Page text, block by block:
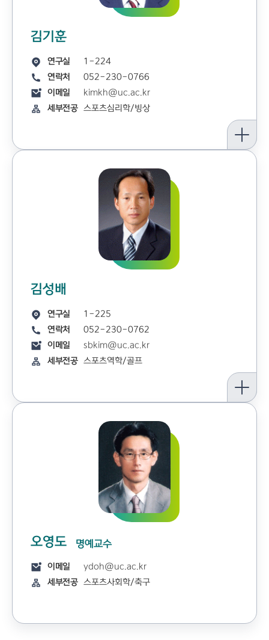
김기훈
연구실
1-224
연락처
052-230-0766
이메일
kimkh@uc.ac.kr
세부전공
스포츠심리학/빙상
김성배
연구실
1-225
연락처
052-230-0762
이메일
sbkim@uc.ac.kr
세부전공
스포츠역학/골프
오영도 명예교수
이메일
ydoh@uc.ac.kr
세부전공
스포츠사회학/축구